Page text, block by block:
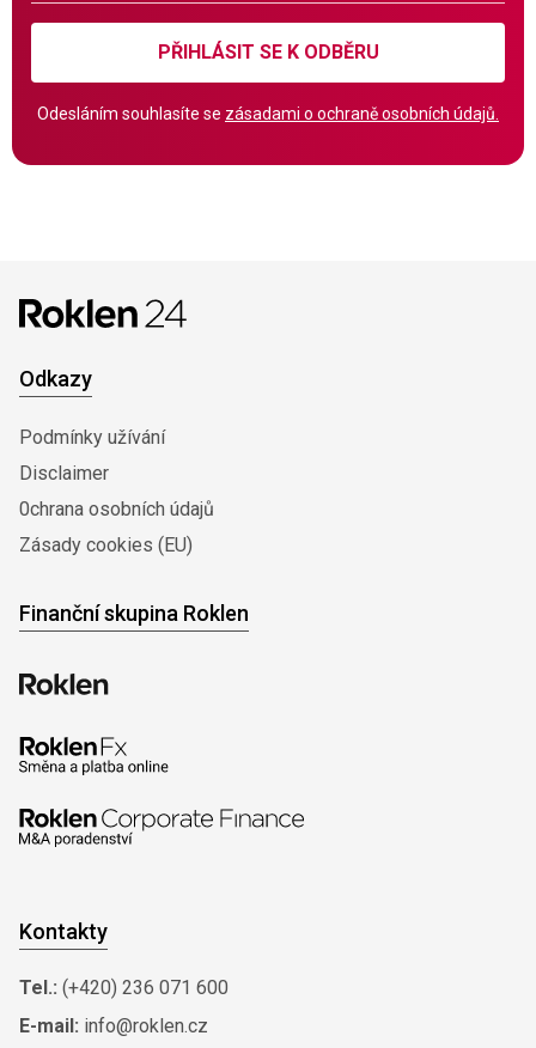
PŘIHLÁSIT SE K ODBĚRU
Odesláním souhlasíte se zásadami o ochraně osobních údajů.
Odkazy
Podmínky užívání
Disclaimer
0chrana osobních údajů
Zásady cookies (EU)
Finanční skupina Roklen
Kontakty
Tel.: (+420) 236 071 600
E-mail: info@roklen.cz